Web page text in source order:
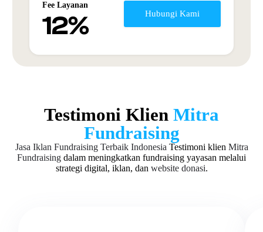
Fee Layanan
12% Hubungi Kami
Testimoni Klien Mitra
Fundraising
Jasa Iklan Fundraising Terbaik Indonesia Testimoni klien Mitra
Fundraising dalam meningkatkan fundraising yayasan melalui
strategi digital, iklan, dan website donasi.